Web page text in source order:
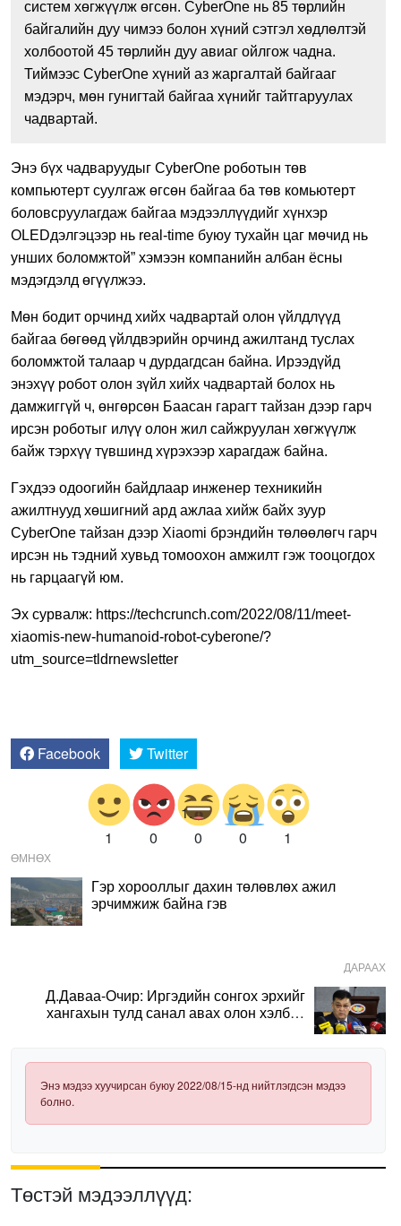
систем хөгжүүлж өгсөн. CyberOne нь 85 төрлийн
байгалийн дуу чимээ болон хүний сэтгэл хөдлөлтэй
холбоотой 45 төрлийн дуу авиаг ойлгож чадна.
Тиймээс CyberOne хүний аз жаргалтай байгааг
мэдэрч, мөн гунигтай байгаа хүнийг тайтгаруулах
чадвартай.
Энэ бүх чадваруудыг CyberOne роботын төв
компьютерт суулгаж өгсөн байгаа ба төв комьютерт
боловсруулагдаж байгаа мэдээллүүдийг хүнхэр
OLEDдэлгэцээр нь real-time буюу тухайн цаг мөчид нь
унших боломжтой” хэмээн компанийн албан ёсны
мэдэгдэлд өгүүлжээ.
Мөн бодит орчинд хийх чадвартай олон үйлдлүүд
байгаа бөгөөд үйлдвэрийн орчинд ажилтанд туслах
боломжтой талаар ч дурдагдсан байна. Ирээдүйд
энэхүү робот олон зүйл хийх чадвартай болох нь
дамжиггүй ч, өнгөрсөн Баасан гарагт тайзан дээр гарч
ирсэн роботыг илүү олон жил сайжруулан хөгжүүлж
байж тэрхүү түвшинд хүрэхээр харагдаж байна.
Гэхдээ одоогийн байдлаар инженер техникийн
ажилтнууд хөшигний ард ажлаа хийж байх зуур
CyberOne тайзан дээр Xiaomi брэндийн төлөөлөгч гарч
ирсэн нь тэдний хувьд томоохон амжилт гэж тооцогдох
нь гарцаагүй юм.
Эх сурвалж: https://techcrunch.com/2022/08/11/meet-
xiaomis-new-humanoid-robot-cyberone/?
utm_source=tldrnewsletter
Facebook Twitter
1 0 0 0 1
ӨМНӨХ
Гэр хорооллыг дахин төлөвлөх ажил
эрчимжиж байна гэв
ДАРААХ
Д.Даваа-Очир: Иргэдийн сонгох эрхийг
хангахын тулд санал авах олон хэлбэр
Энэ мэдээ хуучирсан буюу 2022/08/15-нд нийтлэгдсэн мэдээ
болно.
Төстэй мэдээллүүд: